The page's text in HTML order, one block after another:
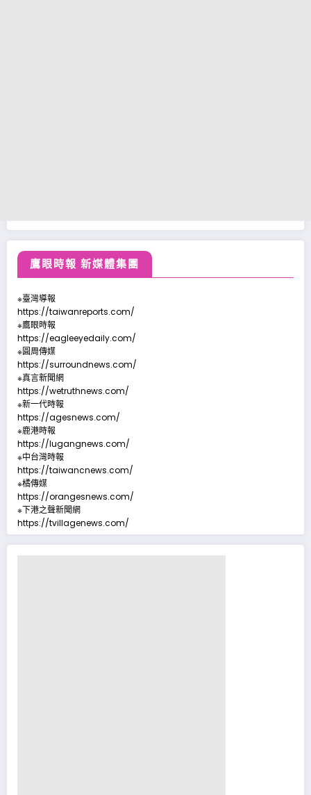
鷹眼時報 新媒體集團
※臺灣導報
https://taiwanreports.com/
※鷹眼時報
https://eagleeyedaily.com/
※圓周傳媒
https://surroundnews.com/
※真言新聞網
https://wetruthnews.com/
※新一代時報
https://agesnews.com/
※鹿港時報
https://lugangnews.com/
※中台灣時報
https://taiwancnews.com/
※橘傳媒
https://orangesnews.com/
※下港之聲新聞網
https://tvillagenews.com/